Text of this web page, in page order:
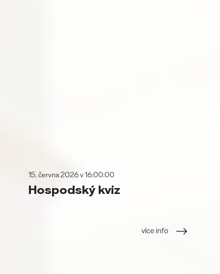
15. června 2026 v 16:00:00
Hospodský kvíz
více info